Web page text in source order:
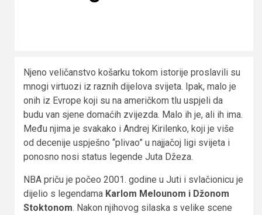
Njeno veličanstvo košarku tokom istorije proslavili su
mnogi virtuozi iz raznih dijelova svijeta. Ipak, malo je
onih iz Evrope koji su na američkom tlu uspjeli da
budu van sjene domaćih zvijezda. Malo ih je, ali ih ima.
Među njima je svakako i Andrej Kirilenko, koji je više
od decenije uspješno “plivao” u najjačoj ligi svijeta i
ponosno nosi status legende Juta Džeza.
NBA priču je počeo 2001. godine u Juti i svlačionicu je
dijelio s legendama Karlom Melounom i Džonom
Stoktonom. Nakon njihovog silaska s velike scene